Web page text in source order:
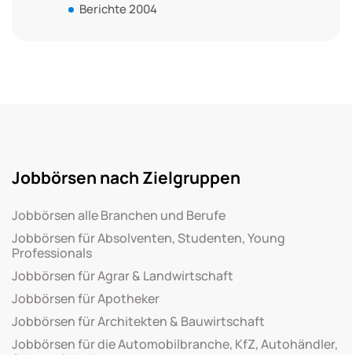
Berichte 2004
Jobbörsen nach Zielgruppen
Jobbörsen alle Branchen und Berufe
Jobbörsen für Absolventen, Studenten, Young
Professionals
Jobbörsen für Agrar & Landwirtschaft
Jobbörsen für Apotheker
Jobbörsen für Architekten & Bauwirtschaft
Jobbörsen für die Automobilbranche, KfZ, Autohändler,